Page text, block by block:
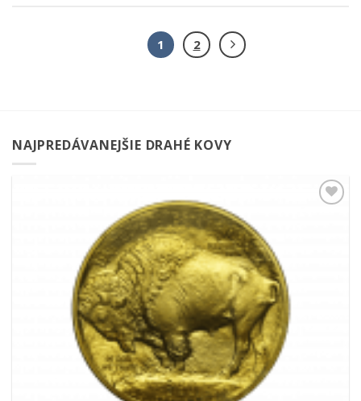
1 2
NAJPREDÁVANEJŠIE DRAHÉ KOVY